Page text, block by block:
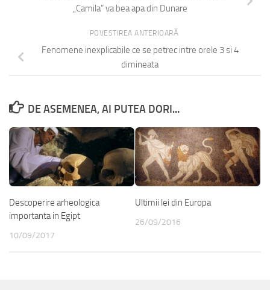
„Camila” va bea apa din Dunare
POVESTIREA ANTERIOARĂ
Fenomene inexplicabile ce se petrec intre orele 3 si 4
dimineata
DE ASEMENEA, AI PUTEA DORI...
Descoperire arheologica
importanta in Egipt
10/09/2017
Ultimii lei din Europa
26/09/2016